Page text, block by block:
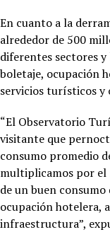
En cuanto a la
alrededor de 500
diferentes sectores
boletaje, ocupación
servicios turísticos y
“El Observatorio
visitante que
consumo promedio
multiplicamos por el
de un buen
ocupación hotelera,
infraestructura”,